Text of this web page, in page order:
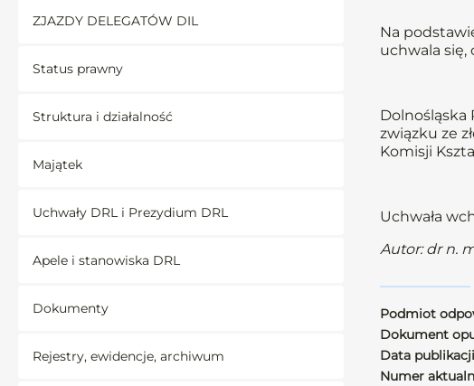
ZJAZDY DELEGATÓW DIL
Status prawny
Struktura i działalność
Majątek
Uchwały DRL i Prezydium DRL
Apele i stanowiska DRL
Dokumenty
Rejestry, ewidencje, archiwum
Na
uchwala się,
Dolnośląska
związku ze
Komisji
Uchwała
Autor: dr n.
Podmiot
Dokument
Data
Numer